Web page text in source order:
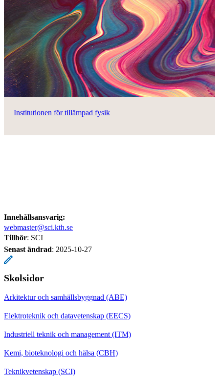
Institutionen för tillämpad fysik
Innehållsansvarig:
webmaster@sci.kth.se
Tillhör: SCI
Senast ändrad: 2025-10-27
Skolsidor
Arkitektur och samhällsbyggnad (ABE)
Elektroteknik och datavetenskap (EECS)
Industriell teknik och management (ITM)
Kemi, bioteknologi och hälsa (CBH)
Teknikvetenskap (SCI)